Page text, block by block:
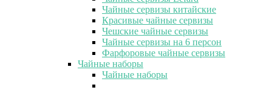
Чайные сервизы китайские
Красивые чайные сервизы
Чешские чайные сервизы
Чайные сервизы на 6 персон
Фарфоровые чайные сервизы
Чайные наборы
Чайные наборы